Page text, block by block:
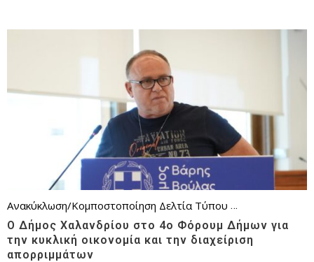
Ανακύκλωση/Κομποστοποίηση Δελτία Τύπου Επικαιρότητα
Ο Δήμος Χαλανδρίου στο 4ο Φόρουμ Δήμων για
την κυκλική οικονομία και την διαχείριση
απορριμμάτων